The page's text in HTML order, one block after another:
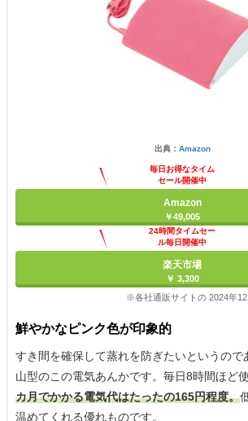
出典： Amazon
毎日お得なタイム
セール開催中
Amazon
￥49,005
24時間タイムセー
ル毎日開催中
楽天市場
￥ 3,300
※各社通販サイトの 2024年
鮮やかなピンク色が印象的
すき間を確保して蒸れを防ぎたいというので
山型のこの電気あんかです。毎日8時間ほど
カ月でかかる電気代はたったの165円程度。
温めてくれる優れものです。